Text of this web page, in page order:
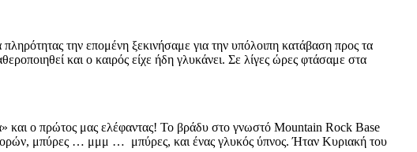
την επομένη ξεκινήσαμε για την υπόλοιπη κατάβαση προς τα
και ο καιρός είχε ήδη γλυκάνει. Σε λίγες ώρες φτάσαμε στα
και ο πρώτος μας ελέφαντας! Το βράδυ στο γνωστό Mountain Rock Base
μπύρες … μμμ … μπύρες, και ένας γλυκός ύπνος. Ήταν Κυριακή του